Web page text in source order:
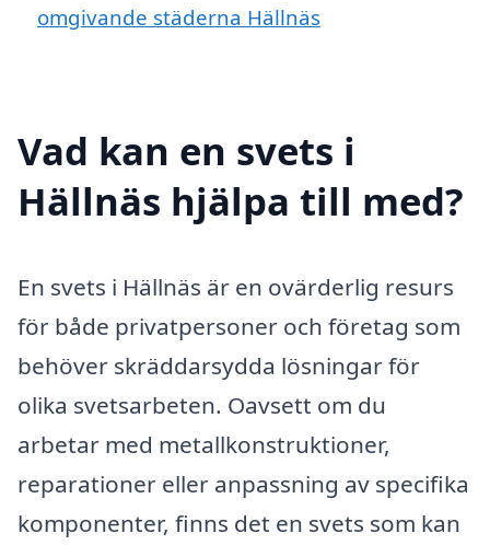
omgivande städerna Hällnäs
Vad kan en svets i
Hällnäs hjälpa till med?
En svets i Hällnäs är en ovärderlig resurs
för både privatpersoner och företag som
behöver skräddarsydda lösningar för
olika svetsarbeten. Oavsett om du
arbetar med metallkonstruktioner,
reparationer eller anpassning av specifika
komponenter, finns det en svets som kan